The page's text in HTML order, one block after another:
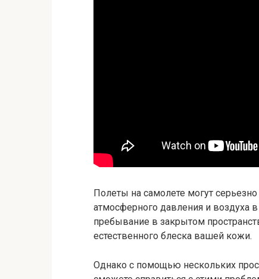
Полеты на самолете могут
атмосферного давления и воздуха
пребывание в закрытом
естественного блеска вашей кожи.
Однако с помощью нескольких